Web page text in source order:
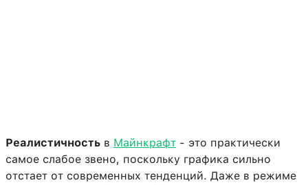
Реалистичность в Майнкрафт - это практически
самое слабое звено, поскольку графика сильно
отстает от современных тенденций. Даже в режиме